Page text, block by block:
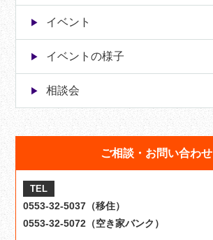
イベント
イベントの様子
相談会
ご相談・お問い合わせ
TEL
0553-32-5037（移住）
0553-32-5072（空き家バンク）